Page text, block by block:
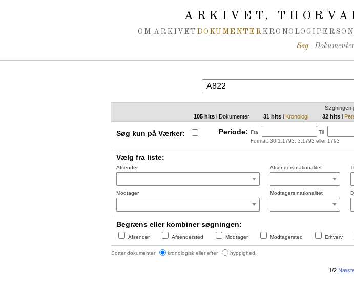
ARKIVET,
OM ARKIVET DOKUMENTER KRONOLOGI
Søg
Søgningen
105 hitsi Dokumenter 31 hits i Kronologi 32 hits i
Søg kun på Værker: Periode: Fra
Til
Format: 30.1.1793, 3.1793 eller 1793
Vælg fra liste:
Afsender Afsenders nationalitet
Modtager Modtagers nationalitet
Begræns eller kombiner søgningen:
Afsender Afsendersted Modtager Modtagersted Erhverv
Sorter dokumenter kronologisk eller efter hyppighed.
1/2